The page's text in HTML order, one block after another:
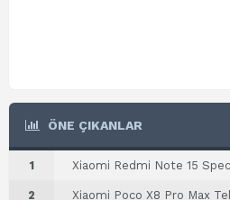
ÖNE ÇIKANLAR
1 Xiaomi Redmi Note 15
2 Xiaomi Poco X8 Pro Max